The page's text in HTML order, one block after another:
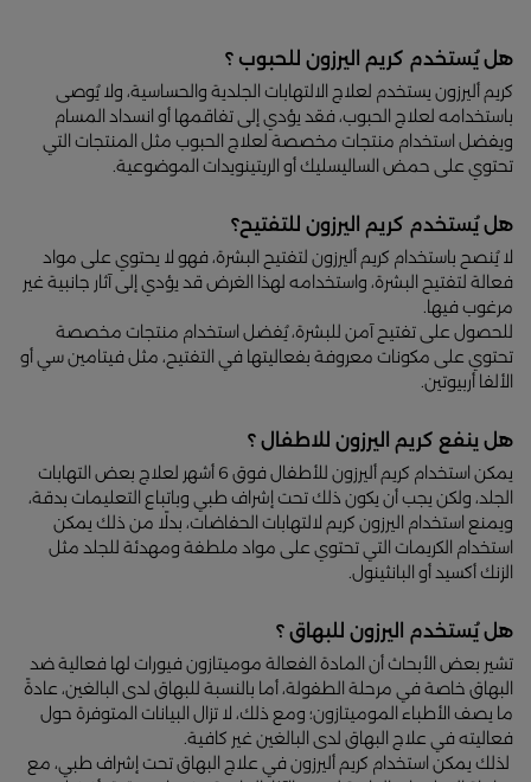
هل يُستخدم كريم اليرزون للحبوب ؟
كريم أليرزون يستخدم لعلاج الالتهابات الجلدية والحساسية، ولا يُوصى
باستخدامه لعلاج الحبوب، فقد يؤدي إلى تفاقمها أو انسداد المسام
ويفضل استخدام منتجات مخصصة لعلاج الحبوب مثل المنتجات التي
تحتوي على حمض الساليسليك أو الريتينويدات الموضوعية.
هل يُستخدم كريم اليرزون للتفتيح؟
لا يُنصح باستخدام كريم أليرزون لتفتيح البشرة، فهو لا يحتوي على مواد
فعالة لتفتيح البشرة، واستخدامه لهذا الغرض قد يؤدي إلى آثار جانبية غير
مرغوب فيها.
للحصول على تفتيح آمن للبشرة، يُفضل استخدام منتجات مخصصة
تحتوي على مكونات معروفة بفعاليتها في التفتيح، مثل فيتامين سي أو
الألفا أربيوتين.
هل ينفع كريم اليرزون للاطفال ؟
يمكن استخدام كريم أليرزون للأطفال فوق 6 أشهر لعلاج بعض التهابات
الجلد، ولكن يجب أن يكون ذلك تحت إشراف طبي وباتباع التعليمات بدقة،
ويمنع استخدام اليرزون كريم لالتهابات الحفاضات، بدلًا من ذلك يمكن
استخدام الكريمات التي تحتوي على مواد ملطفة ومهدئة للجلد مثل
الزنك أكسيد أو البانثينول.
هل يُستخدم اليرزون للبهاق ؟
تشير بعض الأبحاث أن المادة الفعالة موميتازون فيورات لها فعالية ضد
البهاق خاصة في مرحلة الطفولة، أما بالنسبة للبهاق لدى البالغين، عادةً
ما يصف الأطباء الموميتازون؛ ومع ذلك، لا تزال البيانات المتوفرة حول
فعاليته في علاج البهاق لدى البالغين غير كافية.
لذلك يمكن استخدام كريم أليرزون في علاج البهاق تحت إشراف طبي، مع